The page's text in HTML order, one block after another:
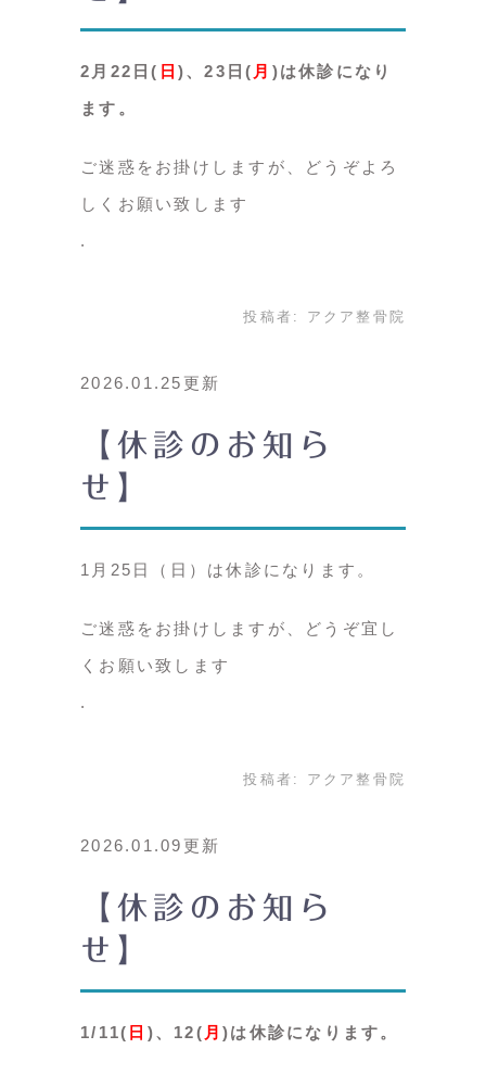
2月22日( 日 )、23日( 月 )は休診になり
ます。
ご迷惑をお掛けしますが、どうぞよろ
しくお願い致します
投稿者: アクア整骨院
2026.01.25更新
【休診のお知ら
せ】
1月25日（日）は休診になります。
ご迷惑をお掛けしますが、どうぞ宜し
くお願い致します
投稿者: アクア整骨院
2026.01.09更新
【休診のお知ら
せ】
1/11( 日 )、12( 月 )は休診になります。